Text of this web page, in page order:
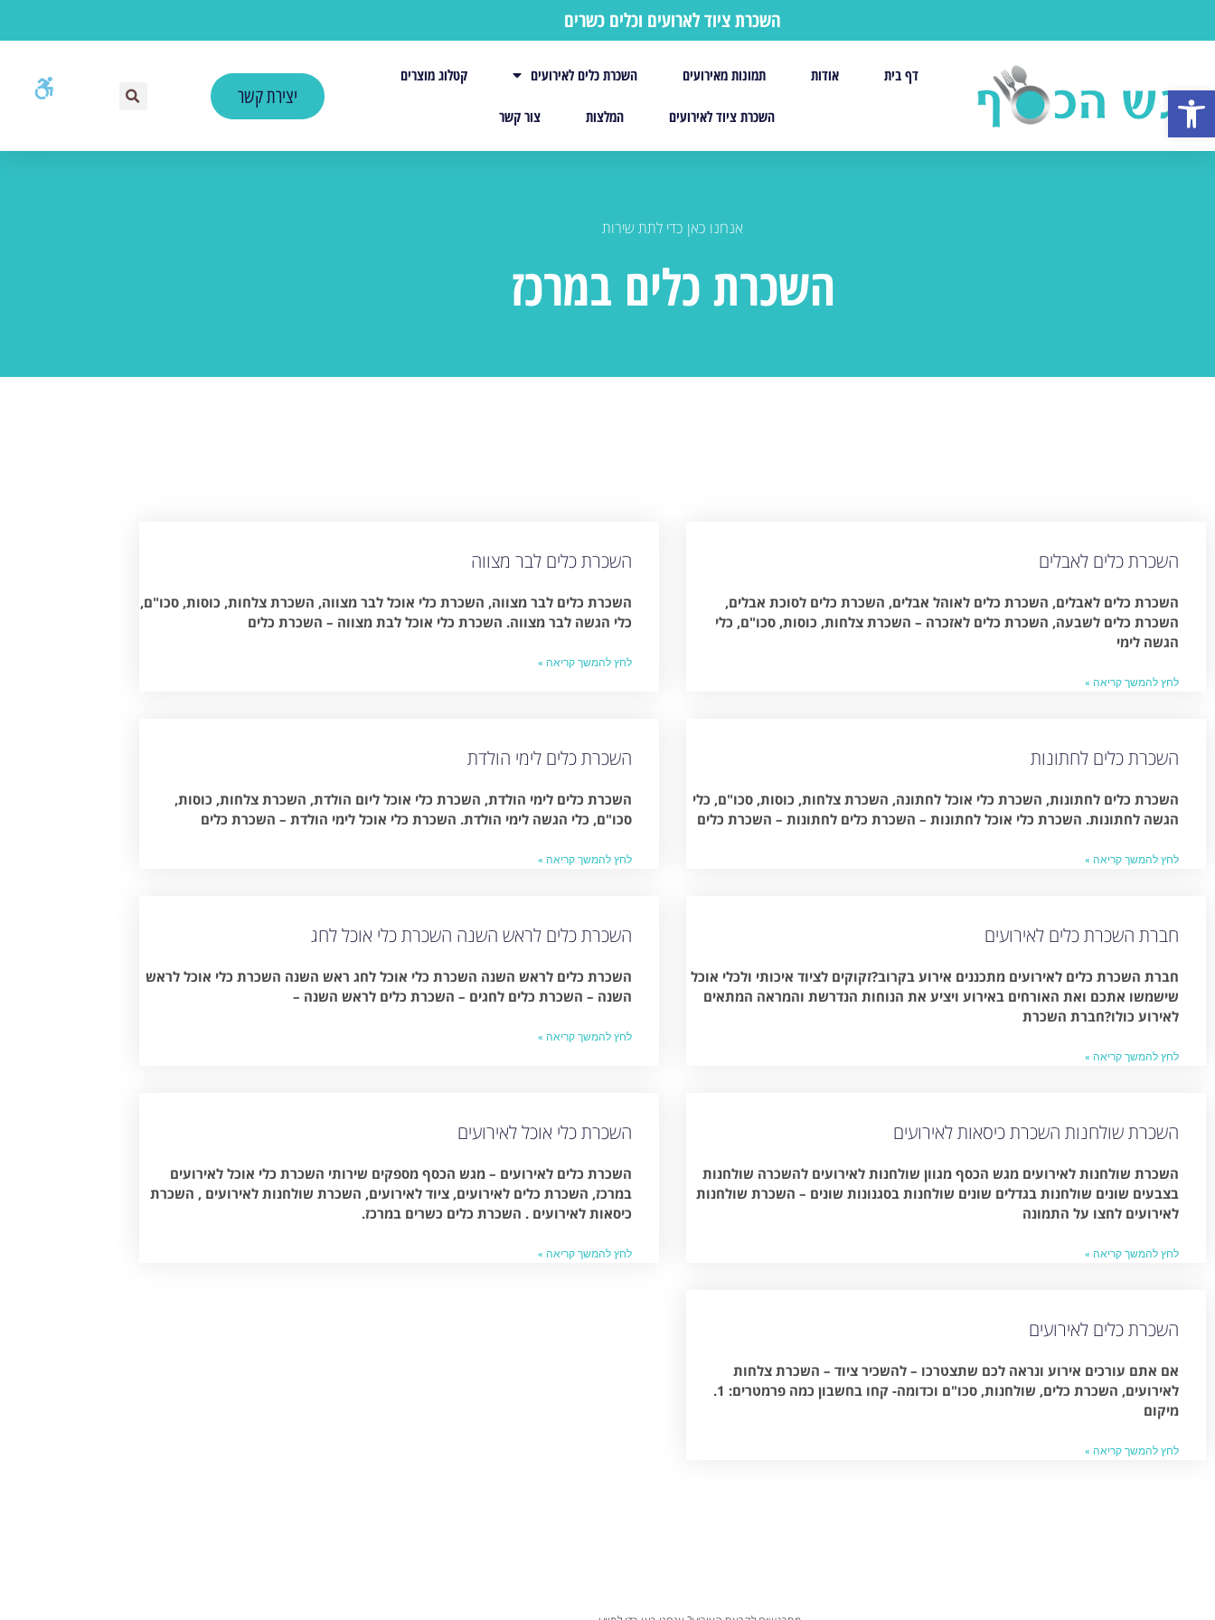
פתח סרגל נגישות
השכרת ציוד לארועים וכלים כשרים
דף בית אודות תמונות מאירועים השכרת כלים לאירועים קטלוג מוצרים
השכרת ציוד לאירועים המלצות צור קשר
יצירת קשר
אנחנו כאן כדי לתת שירות
השכרת כלים במרכז
השכרת כלים לאבלים
השכרת כלים לאבלים, השכרת כלים לאוהל אבלים, השכרת כלים לסוכת אבלים,
השכרת כלים לשבעה, השכרת כלים לאזכרה – השכרת צלחות, כוסות, סכו"ם, כלי
הגשה לימי
לחץ להמשך קריאה »
השכרת כלים לבר מצווה
השכרת כלים לבר מצווה, השכרת כלי אוכל לבר מצווה, השכרת צלחות, כוסות, סכו"ם,
כלי הגשה לבר מצווה. השכרת כלי אוכל לבת מצווה – השכרת כלים
לחץ להמשך קריאה »
השכרת כלים לחתונות
השכרת כלים לחתונות, השכרת כלי אוכל לחתונה, השכרת צלחות, כוסות, סכו"ם, כלי
הגשה לחתונות. השכרת כלי אוכל לחתונות – השכרת כלים לחתונות – השכרת כלים
לחץ להמשך קריאה »
השכרת כלים לימי הולדת
השכרת כלים לימי הולדת, השכרת כלי אוכל ליום הולדת, השכרת צלחות, כוסות,
סכו"ם, כלי הגשה לימי הולדת. השכרת כלי אוכל לימי הולדת – השכרת כלים
לחץ להמשך קריאה »
חברת השכרת כלים לאירועים
חברת השכרת כלים לאירועים מתכננים אירוע בקרוב?זקוקים לציוד איכותי ולכלי אוכל
שישמשו אתכם ואת האורחים באירוע ויציע את הנוחות הנדרשת והמראה המתאים
לאירוע כולו?חברת השכרת
לחץ להמשך קריאה »
השכרת כלים לראש השנה השכרת כלי אוכל לחג
השכרת כלים לראש השנה השכרת כלי אוכל לחג ראש השנה השכרת כלי אוכל לראש
השנה – השכרת כלים לחגים – השכרת כלים לראש השנה –
לחץ להמשך קריאה »
השכרת שולחנות השכרת כיסאות לאירועים
השכרת שולחנות לאירועים מגש הכסף מגוון שולחנות לאירועים להשכרה שולחנות
בצבעים שונים שולחנות בגדלים שונים שולחנות בסגנונות שונים – השכרת שולחנות
לאירועים לחצו על התמונה
לחץ להמשך קריאה »
השכרת כלי אוכל לאירועים
השכרת כלים לאירועים – מגש הכסף מספקים שירותי השכרת כלי אוכל לאירועים
במרכז, השכרת כלים לאירועים, ציוד לאירועים, השכרת שולחנות לאירועים , השכרת
כיסאות לאירועים . השכרת כלים כשרים במרכז.
לחץ להמשך קריאה »
השכרת כלים לאירועים
אם אתם עורכים אירוע ונראה לכם שתצטרכו – להשכיר ציוד – השכרת צלחות
לאירועים, השכרת כלים, שולחנות, סכו"ם וכדומה- קחו בחשבון כמה פרמטרים: 1.
מיקום
לחץ להמשך קריאה »